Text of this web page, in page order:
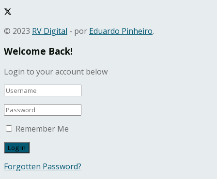
© 2023 RV Digital - por Eduardo Pinheiro.
Welcome Back!
Login to your account below
Remember Me
Forgotten Password?